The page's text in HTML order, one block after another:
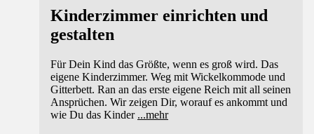
Kinderzimmer einrichten und
gestalten
Für Dein Kind das Größte, wenn es groß wird. Das
eigene Kinderzimmer. Weg mit Wickelkommode und
Gitterbett. Ran an das erste eigene Reich mit all seinen
Ansprüchen. Wir zeigen Dir, worauf es ankommt und
wie Du das Kinder ...mehr